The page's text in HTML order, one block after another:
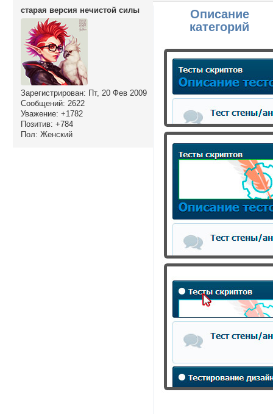
старая версия нечистой силы
Зарегистрирован: Пт, 20 Фев 2009
Сообщений: 2622
Уважение: +1782
Позитив: +784
Пол: Женский
Описание
категорий